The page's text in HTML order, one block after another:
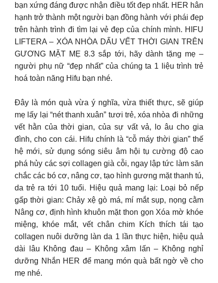
bạn xứng đáng được nhận điều tốt đẹp nhất. HER hân
hạnh trở thành một người bạn đồng hành với phái đẹp
trên hành trình đi tìm lại vẻ đẹp của chính mình. HIFU
LIFTERA – XÓA NHÒA DẤU VẾT THỜI GIAN TRÊN
GƯƠNG MẶT MẸ 8.3 sắp tới, hãy dành tặng mẹ –
người phụ nữ “đẹp nhất” của chúng ta 1 liệu trình trẻ
hoá toàn năng Hifu bạn nhé.
Đây là món quà vừa ý nghĩa, vừa thiết thực, sẽ giúp
mẹ lấy lại “nét thanh xuân” tươi trẻ, xóa nhòa đi những
vết hằn của thời gian, của sự vất vả, lo âu cho gia
đình, cho con cái. Hifu chính là “cỗ máy thời gian” thế
hệ mới, sử dụng sóng siêu âm hội tụ cường độ cao
phá hủy các sợi collagen già cỗi, ngay lập tức làm săn
chắc các bó cơ, nâng cơ, tạo hình gương mặt thanh tú,
da trẻ ra tới 10 tuổi. Hiệu quả mang lại: Loại bỏ nếp
gấp thời gian: Chảy xệ gò má, mí mắt sụp, nọng cằm
Nâng cơ, định hình khuôn mặt thon gọn Xóa mờ khóe
miệng, khóe mắt, vết chân chim Kích thích tái tạo
collagen nuôi dưỡng làn da 1 lần thực hiện, hiệu quả
dài lâu Không đau – Không xâm lấn – Không nghỉ
dưỡng Nhắn HER để mang món quà bất ngờ về cho
mẹ nhé.